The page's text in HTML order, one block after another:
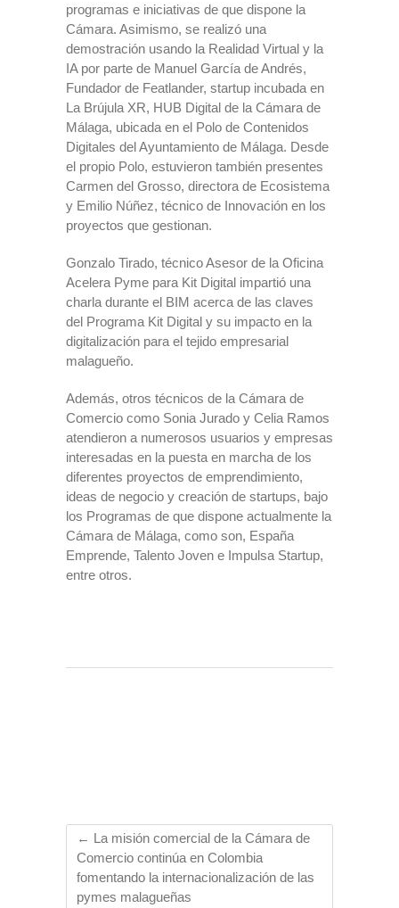
programas e iniciativas de que dispone la
Cámara. Asimismo, se realizó una
demostración usando la Realidad Virtual y la
IA por parte de Manuel García de Andrés,
Fundador de Featlander, startup incubada en
La Brújula XR, HUB Digital de la Cámara de
Málaga, ubicada en el Polo de Contenidos
Digitales del Ayuntamiento de Málaga. Desde
el propio Polo, estuvieron también presentes
Carmen del Grosso, directora de Ecosistema
y Emilio Núñez, técnico de Innovación en los
proyectos que gestionan.
Gonzalo Tirado, técnico Asesor de la Oficina
Acelera Pyme para Kit Digital impartió una
charla durante el BIM acerca de las claves
del Programa Kit Digital y su impacto en la
digitalización para el tejido empresarial
malagueño.
Además, otros técnicos de la Cámara de
Comercio como Sonia Jurado y Celia Ramos
atendieron a numerosos usuarios y empresas
interesadas en la puesta en marcha de los
diferentes proyectos de emprendimiento,
ideas de negocio y creación de startups, bajo
los Programas de que dispone actualmente la
Cámara de Málaga, como son, España
Emprende, Talento Joven e Impulsa Startup,
entre otros.
← La misión comercial de la Cámara de
Comercio continúa en Colombia
fomentando la internacionalización de las
pymes malagueñas